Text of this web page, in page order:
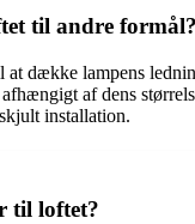
til andre formål?
dække lampens
af dens
installation.
til loftet?